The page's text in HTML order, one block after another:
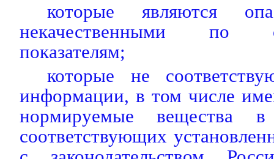
которые являются
некачественными по
показателям;
которые не
информации, в том числе
нормируемые вещества в
соответствующих